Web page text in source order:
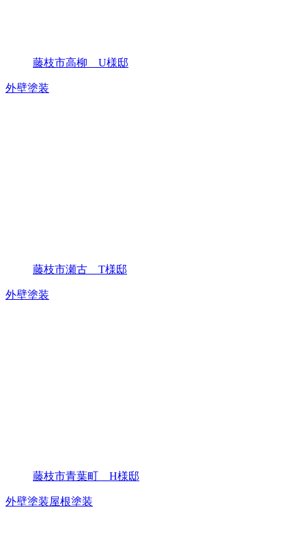
藤枝市高柳 U様邸
外壁塗装
藤枝市瀬古 T様邸
外壁塗装
藤枝市青葉町 H様邸
外壁塗装屋根塗装